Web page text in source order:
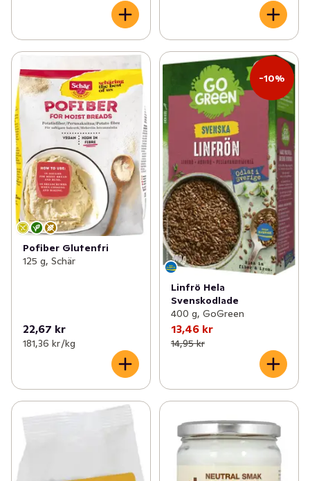
Pofiber Glutenfri
125 g, Schär
22,67 kr
181,36 kr /kg
-10%
Linfrö Hela
Svenskodlade
400 g, GoGreen
13,46 kr
14,95 kr